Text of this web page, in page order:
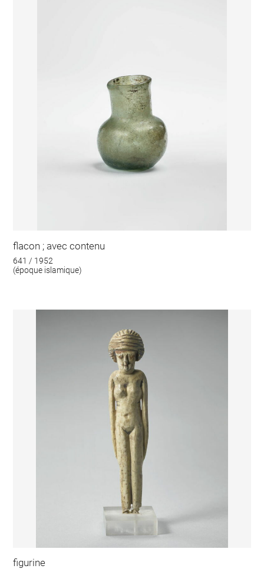
flacon ; avec contenu
641 / 1952
(époque islamique)
figurine